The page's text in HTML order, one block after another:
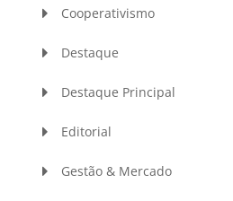
Cooperativismo
Destaque
Destaque Principal
Editorial
Gestão & Mercado